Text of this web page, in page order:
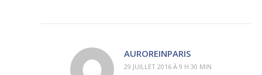
AUROREINPARIS
29 JUILLET 2016 À 9 H 30 MIN